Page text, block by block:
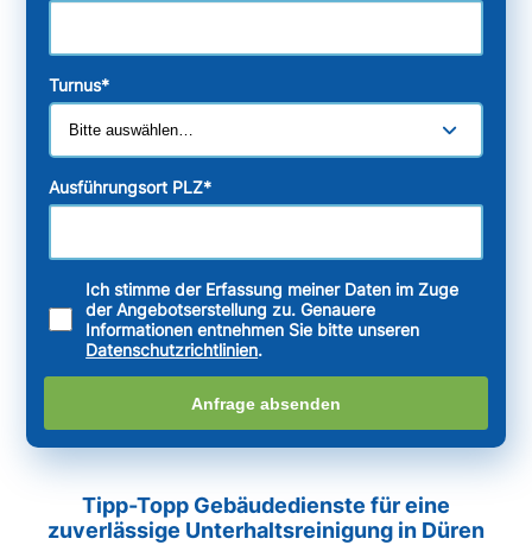
Turnus*
Ausführungsort PLZ*
Ich stimme der Erfassung meiner Daten im Zuge
der Angebotserstellung zu. Genauere
Informationen entnehmen Sie bitte unseren
Datenschutzrichtlinien.
Anfrage absenden
Tipp-Topp Gebäudedienste für eine
zuverlässige Unterhaltsreinigung in Düren